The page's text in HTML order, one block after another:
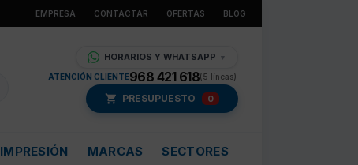
EMPRESA CONTACTAR OFERTAS BLOG
HORARIOS Y WHATSAPP ▼
ATENCIÓN CLIENTE968 421 618(5 líneas)
PRESUPUESTO 0
IMPRESIÓN MARCAS SECTORES